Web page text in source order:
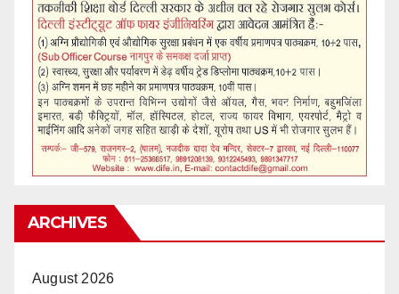
ARCHIVES
August 2026